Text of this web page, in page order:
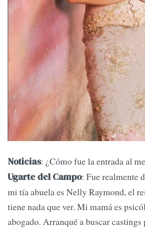
Noticias: ¿Cómo fue la entrada al
Ugarte del Campo: Fue realmente
mi tía abuela es Nelly Raymond, el
tiene nada que ver. Mi mamá es
abogado. Arranqué a buscar